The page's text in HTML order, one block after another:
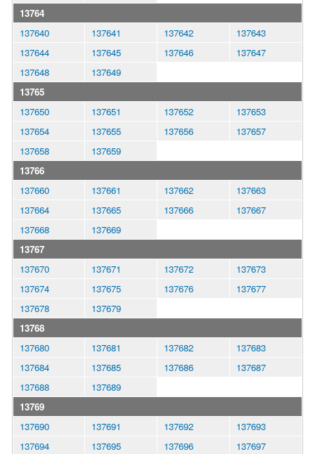
13764
137640
137641 137642
137643
137644
137645 137646
137647
137648
137649
13765
137650
137651 137652
137653
137654
137655 137656
137657
137658
137659
13766
137660
137661 137662
137663
137664
137665 137666
137667
137668
137669
13767
137670
137671 137672
137673
137674
137675 137676
137677
137678
137679
13768
137680
137681 137682
137683
137684
137685 137686
137687
137688
137689
13769
137690
137691 137692
137693
137694
137695 137696
137697